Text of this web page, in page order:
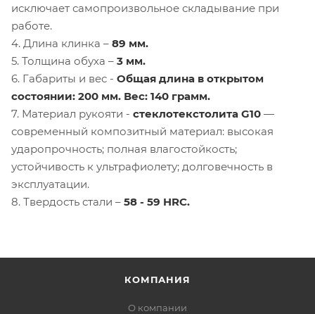
исключает самопроизвольное складывание при
работе.
4. Длина клинка – 89 мм.
5. Толщина обуха – 3 мм.
6. Габариты и вес - Общая длина в открытом
состоянии: 200 мм. Вес: 140 грамм.
7. Материал рукояти - стеклотекстолита G10 —
современный композитный материал: высокая
ударопрочность; полная влагостойкость;
устойчивость к ультрафиолету; долговечность в
эксплуатации.
8. Твердость стали – 58 - 59 HRC.
КОМПАНИЯ
О компании